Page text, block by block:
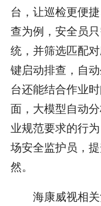
台，让巡检更便
查为例，安全员
统，并筛选匹配
键启动排查，自
台还能结合作业
面，大模型自动
业规范要求的行
场安全监护员，
然。
海康威视相关